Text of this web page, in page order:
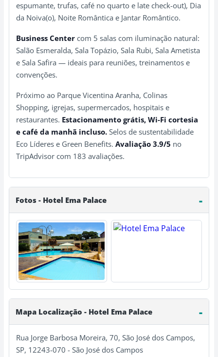
espumante, trufas, café no quarto e late check-out), Dia
da Noiva(o), Noite Romântica e Jantar Romântico.
Business Center com 5 salas com iluminação natural:
Salão Esmeralda, Sala Topázio, Sala Rubi, Sala Ametista
e Sala Safira — ideais para reuniões, treinamentos e
convenções.
Próximo ao Parque Vicentina Aranha, Colinas
Shopping, igrejas, supermercados, hospitais e
restaurantes. Estacionamento grátis, Wi-Fi cortesia
e café da manhã incluso. Selos de sustentabilidade
Eco Líderes e Green Benefits. Avaliação 3.9/5 no
TripAdvisor com 183 avaliações.
Fotos - Hotel Ema Palace
Mapa Localização - Hotel Ema Palace
Rua Jorge Barbosa Moreira, 70, São José dos Campos,
SP, 12243-070 - São José dos Campos